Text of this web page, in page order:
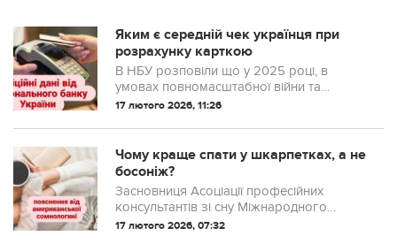
Яким є середній чек українця при
розрахунку карткою
В НБУ розповіли що у 2025 році, в
умовах повномасштабної війни та
посилення атак на енергетичну
операцій з платіжними картками в нашій
державі, як і раніше, були
безготівковими й навели статистику.
17 лютого 2026, 11:26
Чому краще спати у шкарпетках, а не
босоніж?
Засновниця Асоціації професійних
консультантів зі сну Міжнародного
інституту батьківства та здоров'я
17 лютого 2026, 07:32